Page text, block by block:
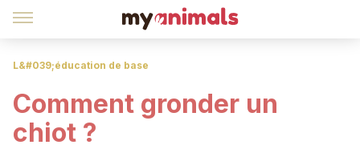
L&#039;éducation de base
Comment gronder un
chiot ?